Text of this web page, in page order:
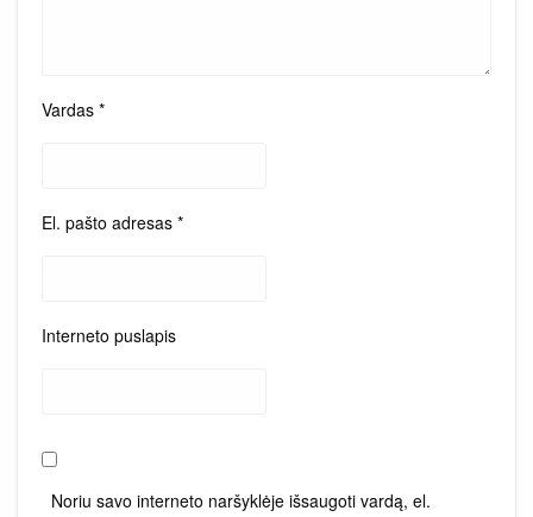
Vardas *
El. pašto adresas *
Interneto puslapis
Noriu savo interneto naršyklėje išsaugoti vardą, el.